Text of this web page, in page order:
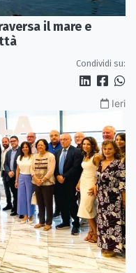
il mare e
Condividi su:
Ieri